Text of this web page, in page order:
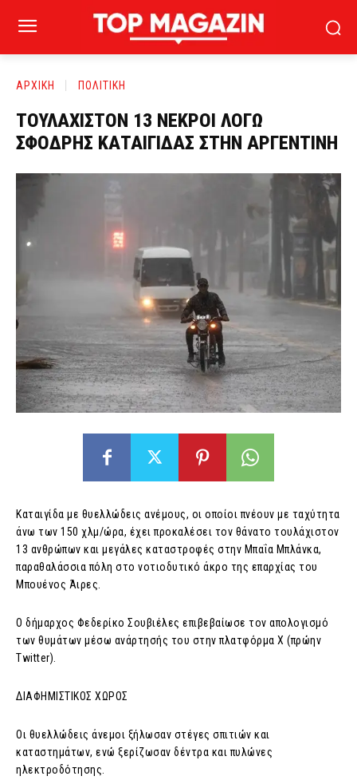
ΑΡΧΙΚΗ ΠΟΛΙΤΙΚΗ
ΤΟΥΛΑΧΙΣΤΟΝ 13 ΝΕΚΡΟΙ ΛΟΓΩ
ΣΦΟΔΡΗΣ ΚΑΤΑΙΓΙΔΑΣ ΣΤΗΝ ΑΡΓΕΝΤΙΝΗ
Καταιγίδα με θυελλώδεις ανέμους, οι οποίοι πνέουν με ταχύτητα
άνω των 150 χλμ/ώρα, έχει προκαλέσει τον θάνατο τουλάχιστον
13 ανθρώπων και μεγάλες καταστροφές στην Μπαΐα Μπλάνκα,
παραθαλάσσια πόλη στο νοτιοδυτικό άκρο της επαρχίας του
Μπουένος Άιρες.
Ο δήμαρχος Φεδερίκο Σουβιέλες επιβεβαίωσε τον απολογισμό
των θυμάτων μέσω ανάρτησής του στην πλατφόρμα Χ (πρώην
Twitter).
ΔΙΑΦΗΜΙΣΤΙΚΟΣ ΧΩΡΟΣ
Οι θυελλώδεις άνεμοι ξήλωσαν στέγες σπιτιών και
καταστημάτων, ενώ ξερίζωσαν δέντρα και πυλώνες
ηλεκτροδότησης.